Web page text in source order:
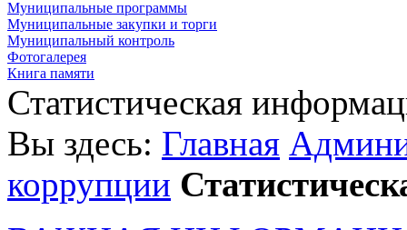
Муниципальные программы
Муниципальные закупки и торги
Муниципальный контроль
Фотогалерея
Книга памяти
Статистическая
Вы здесь: Главная
коррупции